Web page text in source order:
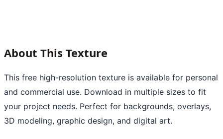
About This Texture
This free high-resolution texture is available for personal
and commercial use. Download in multiple sizes to fit
your project needs. Perfect for backgrounds, overlays,
3D modeling, graphic design, and digital art.